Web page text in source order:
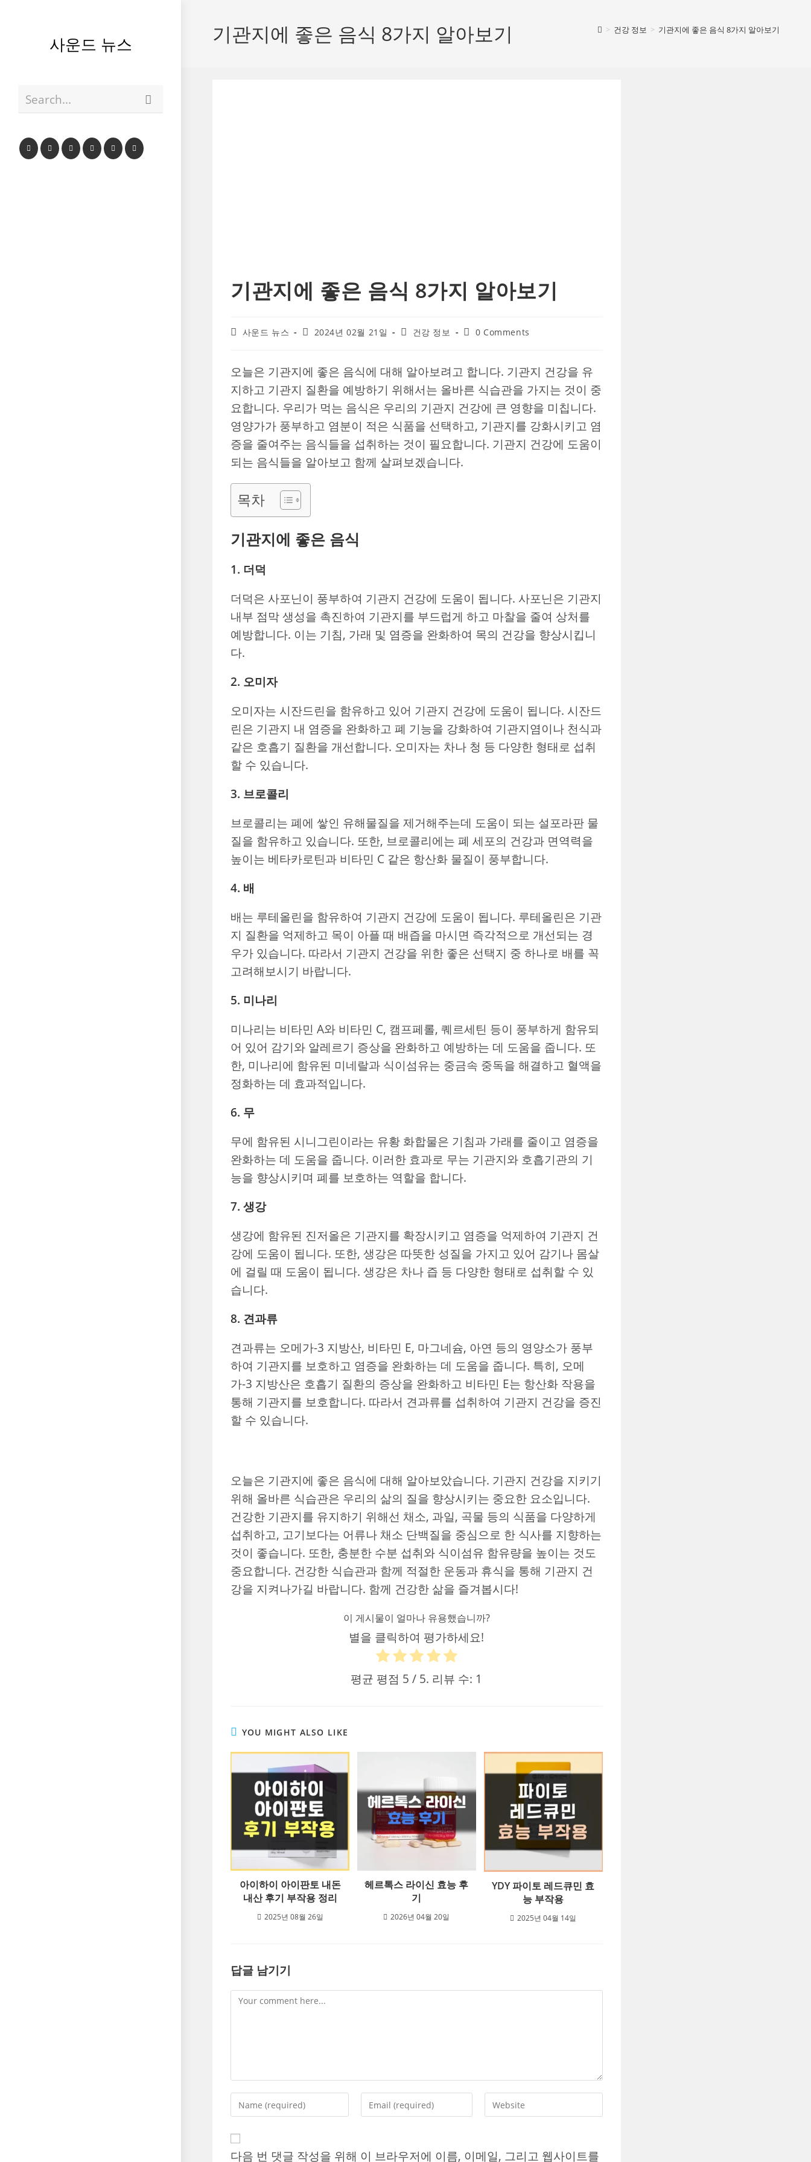
사운드 뉴스
Search... Submit
search
기관지에 좋은 음식 8가지 알아보기 > 건강 정보 > 기관지에 좋은 음식 8가지 알아보기
기관지에 좋은 음식 8가지 알아보기
Post사운드 뉴스
Post2024년 02월 21일
Post건강 정보
Post0 Comments
오늘은 기관지에 좋은 음식에 대해 알아보려고 합니다. 기관지 건강을 유
지하고 기관지 질환을 예방하기 위해서는 올바른 식습관을 가지는 것이 중
요합니다. 우리가 먹는 음식은 우리의 기관지 건강에 큰 영향을 미칩니다.
영양가가 풍부하고 염분이 적은 식품을 선택하고, 기관지를 강화시키고 염
증을 줄여주는 음식들을 섭취하는 것이 필요합니다. 기관지 건강에 도움이
되는 음식들을 알아보고 함께 살펴보겠습니다.
목차
기관지에 좋은 음식
1. 더덕
더덕은 사포닌이 풍부하여 기관지 건강에 도움이 됩니다. 사포닌은 기관지
내부 점막 생성을 촉진하여 기관지를 부드럽게 하고 마찰을 줄여 상처를
예방합니다. 이는 기침, 가래 및 염증을 완화하여 목의 건강을 향상시킵니
다.
2. 오미자
오미자는 시잔드린을 함유하고 있어 기관지 건강에 도움이 됩니다. 시잔드
린은 기관지 내 염증을 완화하고 폐 기능을 강화하여 기관지염이나 천식과
같은 호흡기 질환을 개선합니다. 오미자는 차나 청 등 다양한 형태로 섭취
할 수 있습니다.
3. 브로콜리
브로콜리는 폐에 쌓인 유해물질을 제거해주는데 도움이 되는 설포라판 물
질을 함유하고 있습니다. 또한, 브로콜리에는 폐 세포의 건강과 면역력을
높이는 베타카로틴과 비타민 C 같은 항산화 물질이 풍부합니다.
4. 배
배는 루테올린을 함유하여 기관지 건강에 도움이 됩니다. 루테올린은 기관
지 질환을 억제하고 목이 아플 때 배즙을 마시면 즉각적으로 개선되는 경
우가 있습니다. 따라서 기관지 건강을 위한 좋은 선택지 중 하나로 배를 꼭
고려해보시기 바랍니다.
5. 미나리
미나리는 비타민 A와 비타민 C, 캠프페롤, 퀘르세틴 등이 풍부하게 함유되
어 있어 감기와 알레르기 증상을 완화하고 예방하는 데 도움을 줍니다. 또
한, 미나리에 함유된 미네랄과 식이섬유는 중금속 중독을 해결하고 혈액을
정화하는 데 효과적입니다.
6. 무
무에 함유된 시니그린이라는 유황 화합물은 기침과 가래를 줄이고 염증을
완화하는 데 도움을 줍니다. 이러한 효과로 무는 기관지와 호흡기관의 기
능을 향상시키며 폐를 보호하는 역할을 합니다.
7. 생강
생강에 함유된 진저올은 기관지를 확장시키고 염증을 억제하여 기관지 건
강에 도움이 됩니다. 또한, 생강은 따뜻한 성질을 가지고 있어 감기나 몸살
에 걸릴 때 도움이 됩니다. 생강은 차나 즙 등 다양한 형태로 섭취할 수 있
습니다.
8. 견과류
견과류는 오메가-3 지방산, 비타민 E, 마그네슘, 아연 등의 영양소가 풍부
하여 기관지를 보호하고 염증을 완화하는 데 도움을 줍니다. 특히, 오메
가-3 지방산은 호흡기 질환의 증상을 완화하고 비타민 E는 항산화 작용을
통해 기관지를 보호합니다. 따라서 견과류를 섭취하여 기관지 건강을 증진
할 수 있습니다.
오늘은 기관지에 좋은 음식에 대해 알아보았습니다. 기관지 건강을 지키기
위해 올바른 식습관은 우리의 삶의 질을 향상시키는 중요한 요소입니다.
건강한 기관지를 유지하기 위해선 채소, 과일, 곡물 등의 식품을 다양하게
섭취하고, 고기보다는 어류나 채소 단백질을 중심으로 한 식사를 지향하는
것이 좋습니다. 또한, 충분한 수분 섭취와 식이섬유 함유량을 높이는 것도
중요합니다. 건강한 식습관과 함께 적절한 운동과 휴식을 통해 기관지 건
강을 지켜나가길 바랍니다. 함께 건강한 삶을 즐겨봅시다!
이 게시물이 얼마나 유용했습니까?
별을 클릭하여 평가하세요!
평균 평점 5 / 5. 리뷰 수: 1
YOU MIGHT ALSO LIKE
아이하이 아이판토 내돈
내산 후기 부작용 정리
2025년 08월 26일
헤르톡스 라이신 효능 후
기
2026년 04월 20일
YDY 파이토 레드큐민 효
능 부작용
2025년 04월 14일
답글 남기기
Comment
your
or
username
your
to
your
(optional)
다음 번 댓글 작성을 위해 이 브라우저에 이름, 이메일, 그리고 웹사이트를